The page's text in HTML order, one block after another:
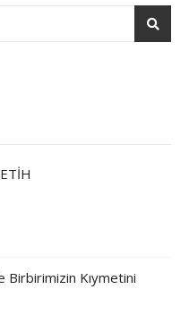
Birbirimizin Kıymetini